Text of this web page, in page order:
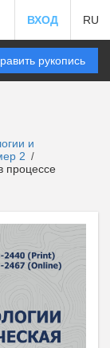
ВХОД RU
рукопись
и
2 /
процессе